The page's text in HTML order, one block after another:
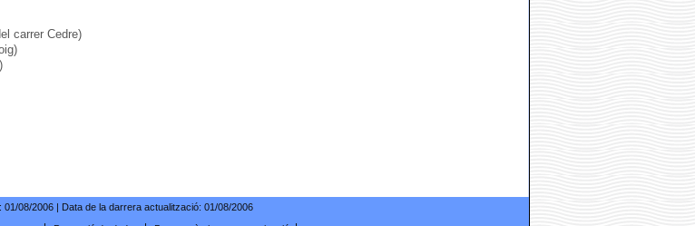
carrer Cedre)
01/08/2006 | Data de la darrera actualització: 01/08/2006